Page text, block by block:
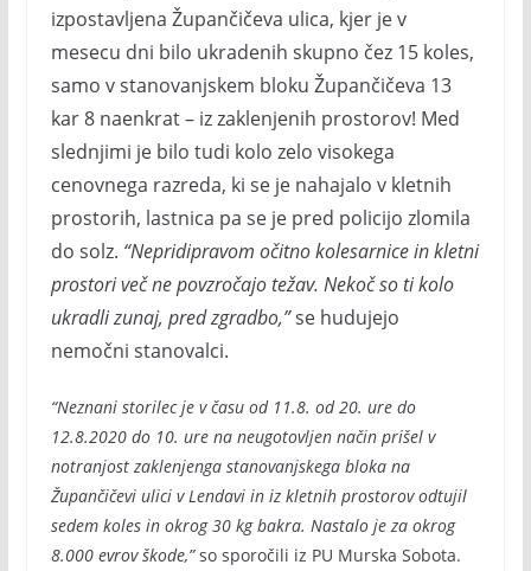
izpostavljena Župančičeva ulica, kjer je v
mesecu dni bilo ukradenih skupno čez 15 koles,
samo v stanovanjskem bloku Župančičeva 13
kar 8 naenkrat – iz zaklenjenih prostorov! Med
slednjimi je bilo tudi kolo zelo visokega
cenovnega razreda, ki se je nahajalo v kletnih
prostorih, lastnica pa se je pred policijo zlomila
do solz. “Nepridipravom očitno kolesarnice in kletni
prostori več ne povzročajo težav. Nekoč so ti kolo
ukradli zunaj, pred zgradbo,”se hudujejo
nemočni stanovalci.
“Neznani storilec je v času od 11.8. od 20. ure do
12.8.2020 do 10. ure na neugotovljen način prišel v
notranjost zaklenjenga stanovanjskega bloka na
Župančičevi ulici v Lendavi in iz kletnih prostorov odtujil
sedem koles in okrog 30 kg bakra. Nastalo je za okrog
8.000 evrov škode,”so sporočili iz PU Murska Sobota.